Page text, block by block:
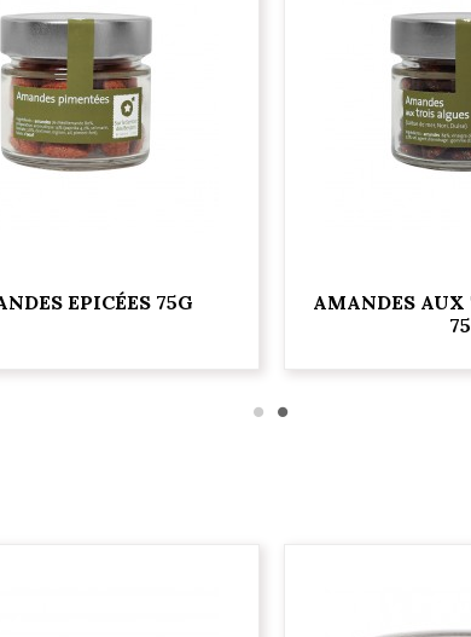
EPICÉES 75G
AMANDES